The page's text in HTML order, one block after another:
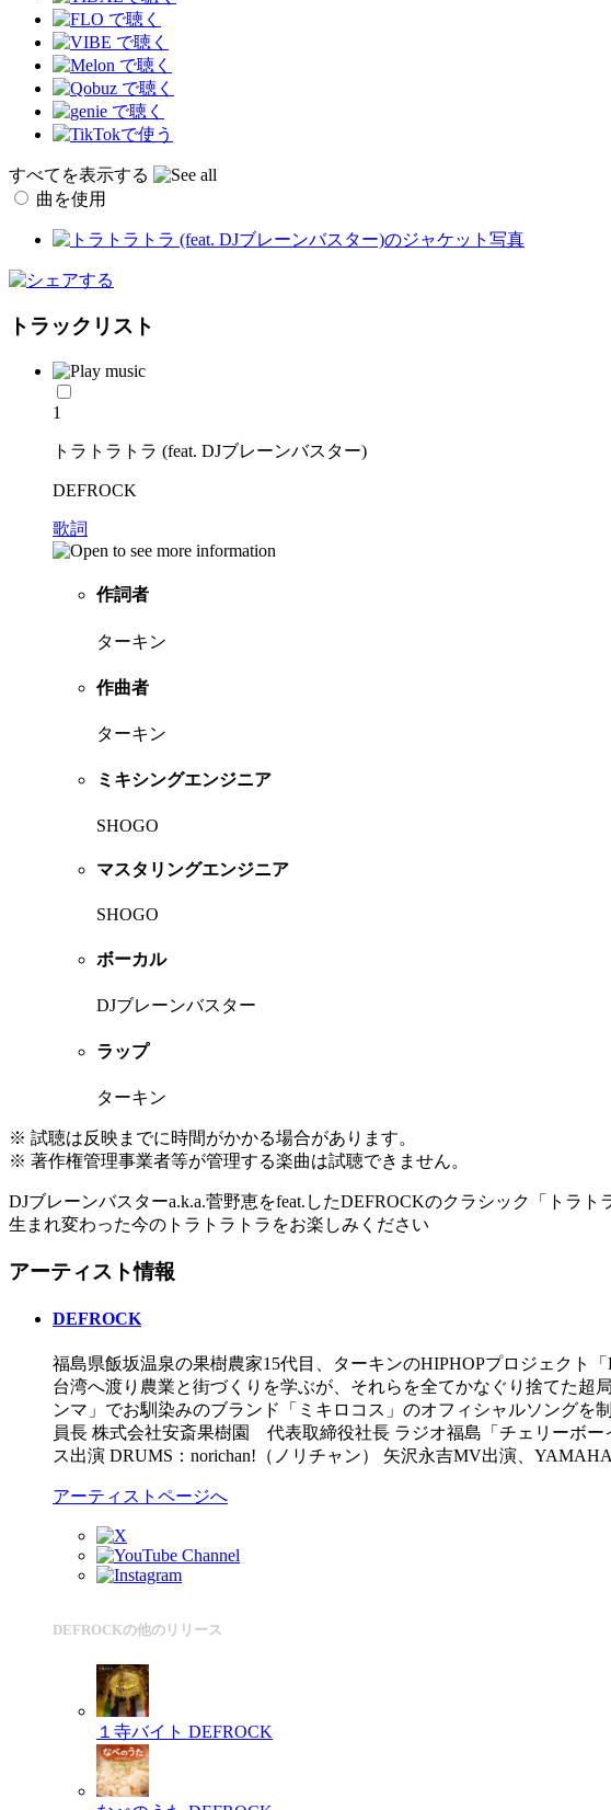
すべてを表示する
曲を使用
トラックリスト
1
トラトラトラ (feat. DJブレーンバスター)
DEFROCK
歌詞
作詞者
ターキン
作曲者
ターキン
ミキシングエンジニア
SHOGO
マスタリングエンジニア
SHOGO
ボーカル
DJブレーンバスター
ラップ
ターキン
※ 試聴は反映までに時間がかかる場合があります。
※ 著作権管理事業者等が管理する楽曲は試聴できません。
DJブレーンバスターa.k.a.菅野恵をfeat.したDEFROCKのクラシック「トラト
生まれ変わった今のトラトラトラをお楽しみください
アーティスト情報
DEFROCK
福島県飯坂温泉の果樹農家15代目、ターキンのHIPHOPプロジェクト
台湾へ渡り農業と街づくりを学ぶが、それらを全てかなぐり捨てた
ンマ」でお馴染みのブランド「ミキロコス」のオフィシャルソング
員長 株式会社安斎果樹園 代表取締役社長 ラジオ福島「チェリーボー
ス出演 DRUMS：norichan!（ノリチャン） 矢沢永吉MV出演、
アーティストページへ
DEFROCKの他のリリース
１寺バイト DEFROCK